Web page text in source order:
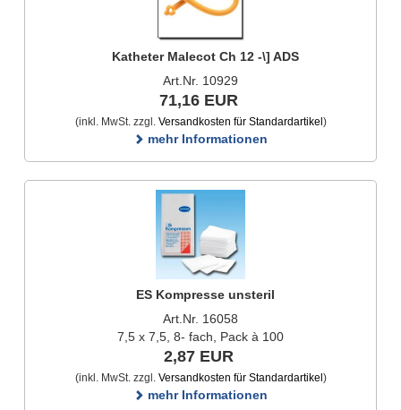
Katheter Malecot Ch 12 -\] ADS
Art.Nr. 10929
71,16 EUR
(inkl. MwSt. zzgl. Versandkosten für Standardartikel )
mehr Informationen
ES Kompresse unsteril
Art.Nr. 16058
7,5 x 7,5, 8- fach, Pack à 100
2,87 EUR
(inkl. MwSt. zzgl. Versandkosten für Standardartikel )
mehr Informationen